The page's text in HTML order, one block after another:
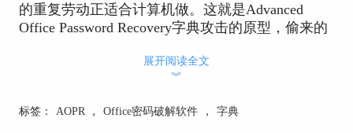
的重复劳动正适合计算机做。这就是Advanced
Office Password Recovery字典攻击的原型，偷来的
典攻击破解密码，需要满足两个关键要素：
展开阅读全文
︾
标签： AOPR ， Office密码破解软件 ， 字典